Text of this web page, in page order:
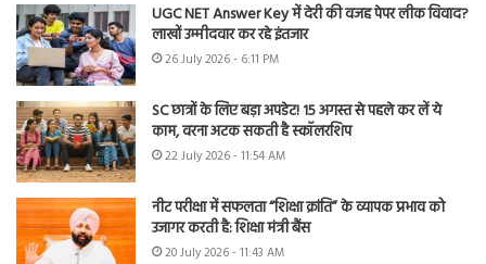
UGC NET Answer Key में देरी की वजह पेपर लीक विवाद?
लाखों उम्मीदवार कर रहे इंतजार
26 July 2026 - 6:11 PM
SC छात्रों के लिए बड़ा अपडेट! 15 अगस्त से पहले कर लें ये
काम, वरना अटक सकती है स्कॉलरशिप
22 July 2026 - 11:54 AM
नीट परीक्षा में सफलता “शिक्षा क्रांति” के व्यापक प्रभाव को
उजागर करती है: शिक्षा मंत्री बैंस
20 July 2026 - 11:43 AM